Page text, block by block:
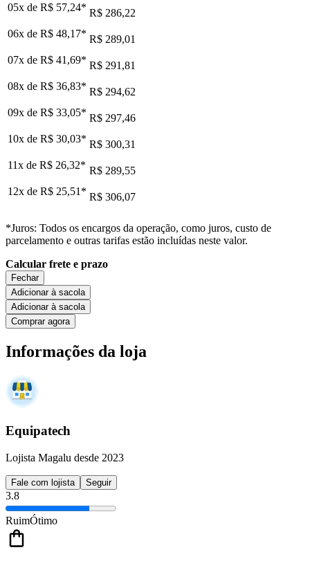
05x de R$ 57,24* R$ 286,22
06x de R$ 48,17* R$ 289,01
07x de R$ 41,69* R$ 291,81
08x de R$ 36,83* R$ 294,62
09x de R$ 33,05* R$ 297,46
10x de R$ 30,03* R$ 300,31
11x de R$ 26,32* R$ 289,55
12x de R$ 25,51 * R$ 306,07
*Juros: Todos os encargos da operação, como juros, custo de
parcelamento e outras tarifas estão incluídas neste valor.
Calcular frete e prazo
Fechar
Adicionar à sacola
Adicionar à sacola
Comprar agora
Informações da loja
Equipatech
Lojista Magalu desde 2023
Fale com lojista Seguir
3.8
RuimÓtimo